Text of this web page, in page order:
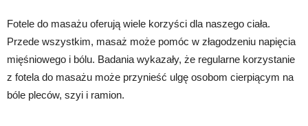
Fotele do masażu oferują wiele korzyści dla naszego ciała.
Przede wszystkim, masaż może pomóc w złagodzeniu napięcia
mięśniowego i bólu. Badania wykazały, że regularne korzystanie
z fotela do masażu może przynieść ulgę osobom cierpiącym na
bóle pleców, szyi i ramion.